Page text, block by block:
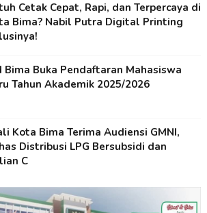
Cetak Cepat, Rapi, dan Terpercaya di
Bima? Nabil Putra Digital Printing
Bima Buka Pendaftaran Mahasiswa
Tahun Akademik 2025/2026
Kota Bima Terima Audiensi GMNI,
Distribusi LPG Bersubsidi dan
C